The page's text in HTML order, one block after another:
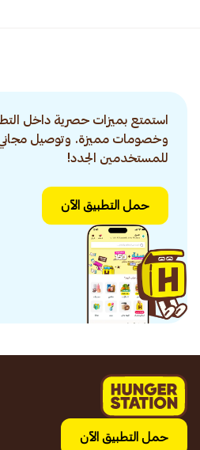
استمتع بميزات حصرية داخل
وخصومات مميزة. وتوصيل مجاني
للمستخدمين الجدد!
حمل التطبيق الآن
حمل التطبيق الآن